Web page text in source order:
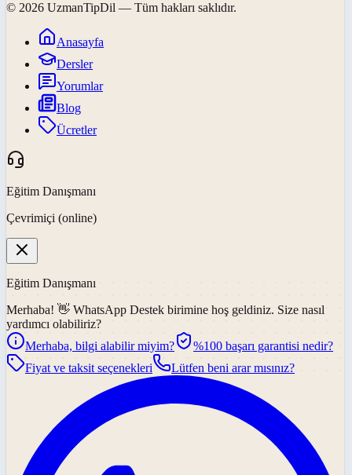
© 2026 UzmanTipDil — Tüm hakları saklıdır.
Anasayfa
Dersler
Yorumlar
Blog
Ücretler
Eğitim Danışmanı
Çevrimiçi (online)
Eğitim Danışmanı
Merhaba! 👋 WhatsApp Destek birimine hoş geldiniz. Size nasıl
yardımcı olabiliriz?
Merhaba, bilgi alabilir miyim?
%100 başarı garantisi nedir?
Fiyat ve taksit seçenekleri
Lütfen beni arar mısınız?